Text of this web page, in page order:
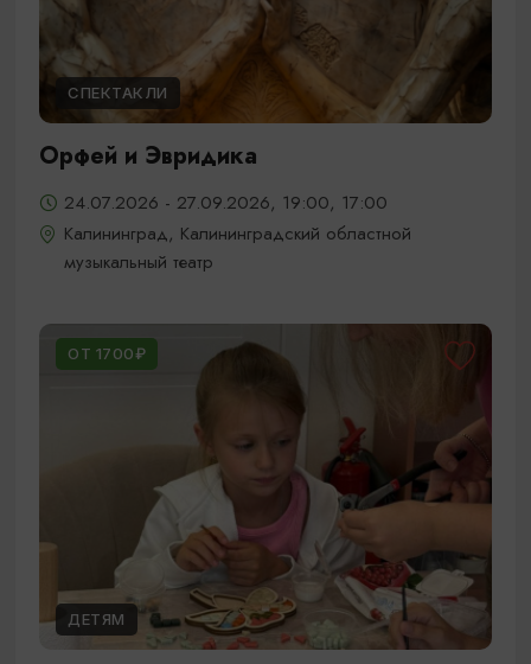
СПЕКТАКЛИ
Орфей и Эвридика
24.07.2026 - 27.09.2026, 19:00, 17:00
Калининград, Калининградский областной
музыкальный театр
ОТ 1700₽
ДЕТЯМ